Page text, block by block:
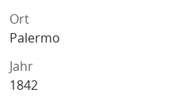
Ort
Palermo
Jahr
1842